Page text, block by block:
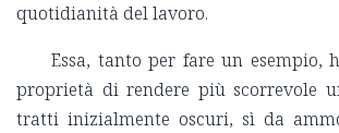
quotidianità del lavoro.
Essa, tanto per fare un esempio,
proprietà di rendere più scorrevole
tratti inizialmente oscuri, sì da